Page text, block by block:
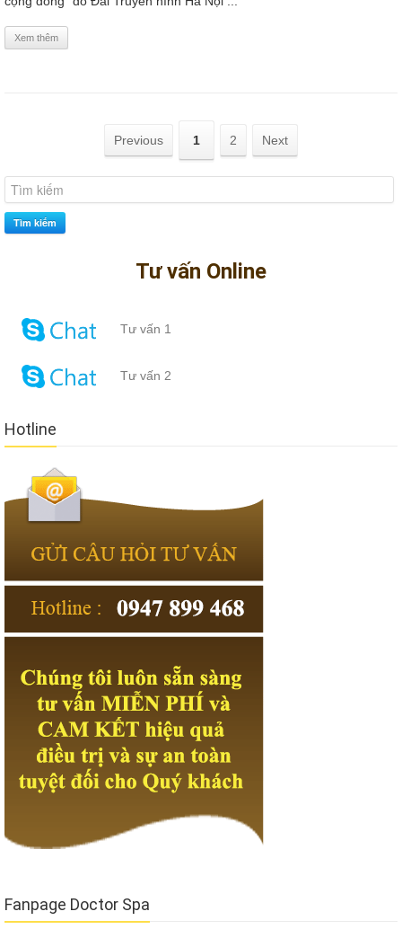
Xem thêm
Previous 1 2 Next
Tìm kiếm
Tư vấn Online
Tư vấn 1
Tư vấn 2
Hotline
Fanpage Doctor Spa